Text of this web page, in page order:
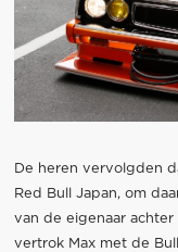
De heren vervolgden
Red Bull Japan, om
van de eigenaar achter
vertrok Max met de